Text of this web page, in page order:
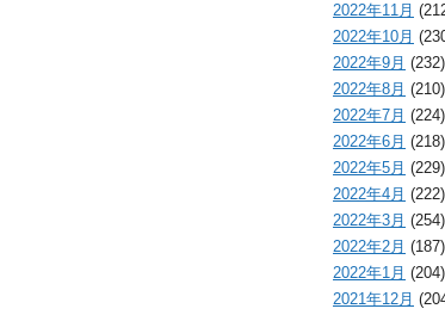
2022年11月
2022年10月
2022年9月 (232)
2022年8月 (210)
2022年7月 (224)
2022年6月 (218)
2022年5月 (229)
2022年4月 (222)
2022年3月 (254)
2022年2月 (187)
2022年1月 (204)
2021年12月